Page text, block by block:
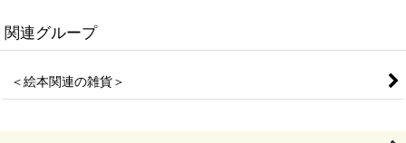
関連グループ
＜絵本関連の雑貨＞